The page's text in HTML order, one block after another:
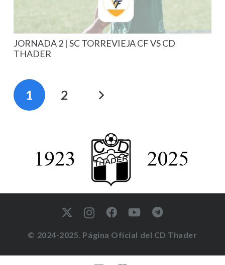
JORNADA 2 | SC TORREVIEJA CF VS CD
THADER
1 2
© 2024-2025. Página Oficial del CD Thader